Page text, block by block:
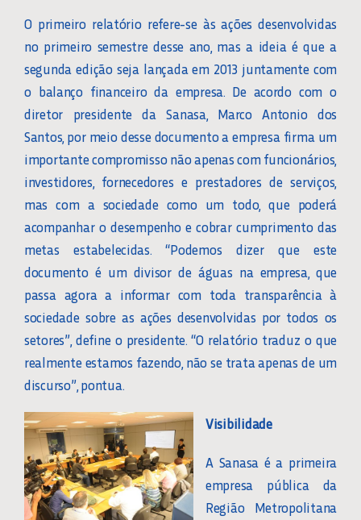
O primeiro relatório refere-se às ações desenvolvidas
no primeiro semestre desse ano, mas a ideia é que a
segunda edição seja lançada em 2013 juntamente com
o balanço financeiro da empresa. De acordo com o
diretor presidente da Sanasa, Marco Antonio dos
Santos, por meio desse documento a empresa firma um
importante compromisso não apenas com funcionários,
investidores, fornecedores e prestadores de serviços,
mas com a sociedade como um todo, que poderá
acompanhar o desempenho e cobrar cumprimento das
metas estabelecidas. “Podemos dizer que este
documento é um divisor de águas na empresa, que
passa agora a informar com toda transparência à
sociedade sobre as ações desenvolvidas por todos os
setores”, define o presidente. “O relatório traduz o que
realmente estamos fazendo, não se trata apenas de um
discurso”, pontua.
Visibilidade
A Sanasa é a primeira
empresa pública da
Região Metropolitana